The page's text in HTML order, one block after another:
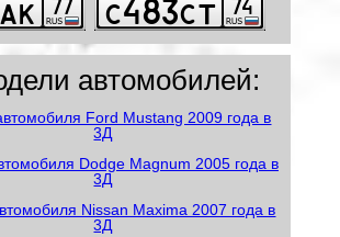
автомобилей: